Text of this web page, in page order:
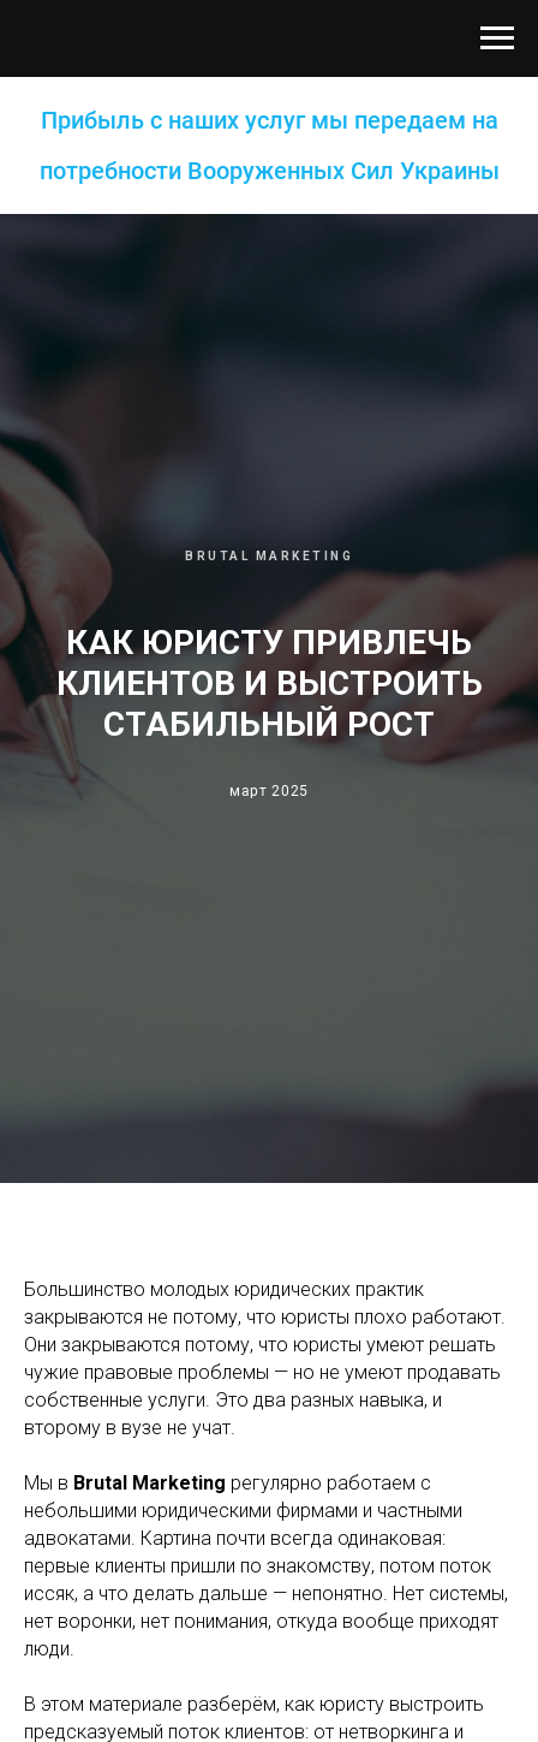
Прибыль с наших услуг мы передаем на
потребности Вооруженных Сил Украины
BRUTAL MARKETING
КАК ЮРИСТУ ПРИВЛЕЧЬ
КЛИЕНТОВ И ВЫСТРОИТЬ
СТАБИЛЬНЫЙ РОСТ
март 2025
Большинство молодых юридических практик
закрываются не потому, что юристы плохо работают.
Они закрываются потому, что юристы умеют решать
чужие правовые проблемы — но не умеют продавать
собственные услуги. Это два разных навыка, и
второму в вузе не учат.
Мы в Brutal Marketing регулярно работаем с
небольшими юридическими фирмами и частными
адвокатами. Картина почти всегда одинаковая:
первые клиенты пришли по знакомству, потом поток
иссяк, а что делать дальше — непонятно. Нет системы,
нет воронки, нет понимания, откуда вообще приходят
люди.
В этом материале разберём, как юристу выстроить
предсказуемый поток клиентов: от нетворкинга и